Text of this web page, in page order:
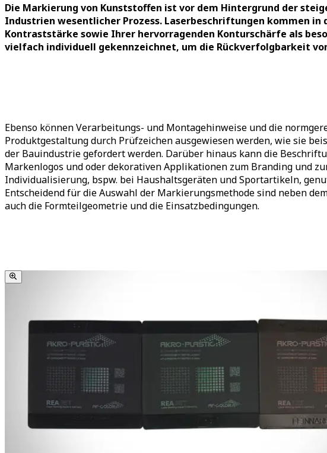
Die Markierung von Kunststoffen ist vor dem Hintergrund der
Industrien wesentlicher Prozess. Laserbeschriftungen kommen
Kontraststärke sowie Ihrer hervorragenden Konturschärfe als
vielfach individuell gekennzeichnet, um die Rückverfolgbarkeit
Ebenso können Verarbeitungs- und Montagehinweise und die
Produktgestaltung durch Prüfzeichen ausgewiesen werden, wie sie
der Bauindustrie gefordert werden. Darüber hinaus kann die
Markenlogos und oder dekorativen Applikationen zum Branding und
Individualisierung, bspw. bei Haushaltsgeräten und Sportartikeln,
Entscheidend für die Auswahl der Markierungsmethode sind neben
auch die Formteilgeometrie und die Einsatzbedingungen.